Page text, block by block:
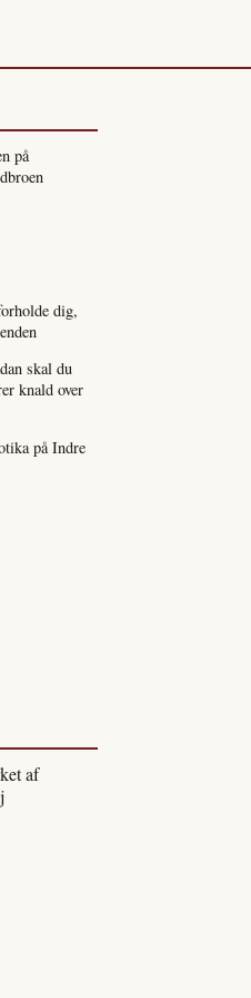
på
dig,
skal du
knald over
på Indre
af